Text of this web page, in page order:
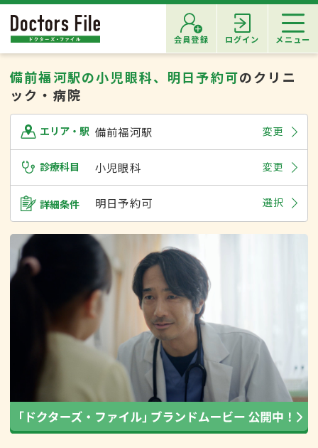
会員登録 ログイン メニュー
備前福河駅の小児眼科、明日予約可のクリニ
ック・病院
エリア・駅 備前福河駅 変更
診療科目 小児眼科 変更
詳細条件 明日予約可 選択